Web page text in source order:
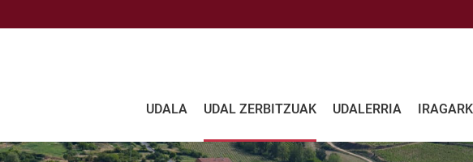
UDALA UDAL ZERBITZUAK UDALERRIA